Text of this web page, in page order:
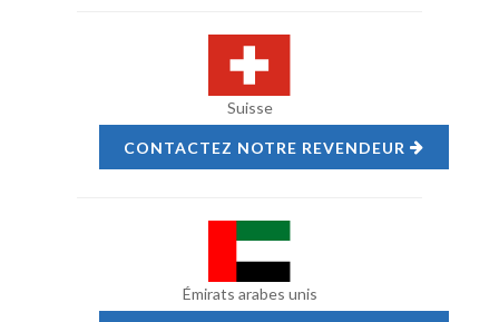
Suisse
CONTACTEZ NOTRE REVENDEUR
Émirats arabes unis